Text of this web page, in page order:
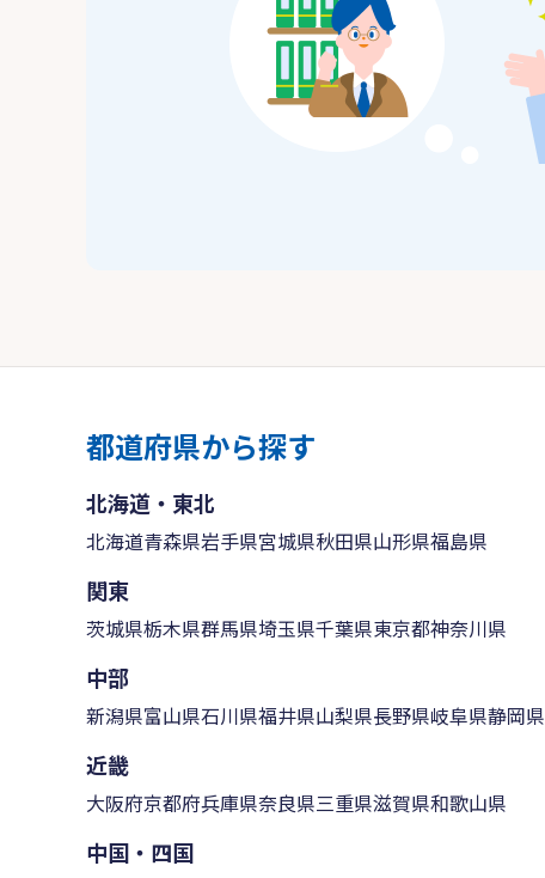
都道府県から探す
北海道・東北
北海道青森県岩手県宮城県秋田県山形県福島県
関東
茨城県栃木県群馬県埼玉県千葉県東京都神奈川県
中部
新潟県富山県石川県福井県山梨県長野県岐阜県静岡県
近畿
大阪府京都府兵庫県奈良県三重県滋賀県和歌山県
中国・四国